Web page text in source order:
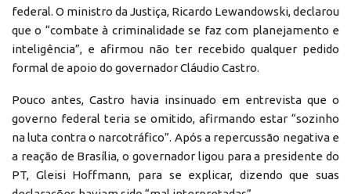
federal. O ministro da Justiça, Ricardo Lewandowski, declarou
que o “combate à criminalidade se faz com planejamento e
inteligência”, e afirmou não ter recebido qualquer pedido
formal de apoio do governador Cláudio Castro.
Pouco antes, Castro havia insinuado em entrevista que o
governo federal teria se omitido, afirmando estar “sozinho
na luta contra o narcotráfico”. Após a repercussão negativa e
a reação de Brasília, o governador ligou para a presidente do
PT, Gleisi Hoffmann, para se explicar, dizendo que suas